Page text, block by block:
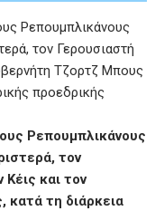
Ρεπουμπλικάνους
τον
και τον
τη διάρκεια